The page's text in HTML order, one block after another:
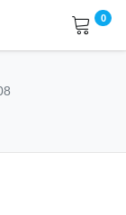
0